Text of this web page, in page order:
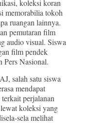
koleksi koran
memorabilia tokoh
ruangan lainnya.
pemutaran film
audio visual. Siswa
film pendek
Pers Nasional.
salah satu siswa
mendapat
perjalanan
koleksi yang
sela melihat